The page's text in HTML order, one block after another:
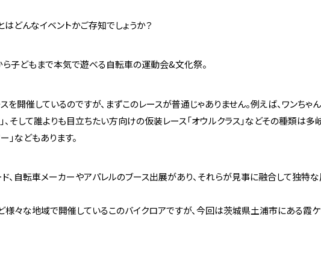
はどんなイベントかご存知でしょうか？
子どもまで本気で遊べる自転車の運動会&文化祭。
を開催しているのですが、まずこのレースが普通じゃありません。例えば、ワンち
そして誰よりも目立ちたい方向けの仮装レース「オウルクラス」などその種類は多
」などもあります。
、自転車メーカーやアパレルのブース出展があり、それらが見事に融合して独特
々な地域で開催しているこのバイクロアですが、今回は茨城県土浦市にある霞